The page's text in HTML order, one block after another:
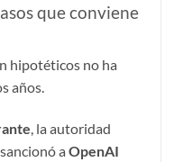
que conviene
hipotéticos no ha
años.
, la autoridad
a OpenAI